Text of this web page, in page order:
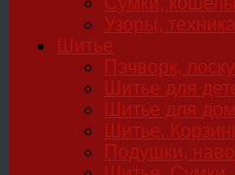
Узоры, техника
Шитье
Пэчворк,
Шитье для
Шитье для
Шитье.
Подушки,